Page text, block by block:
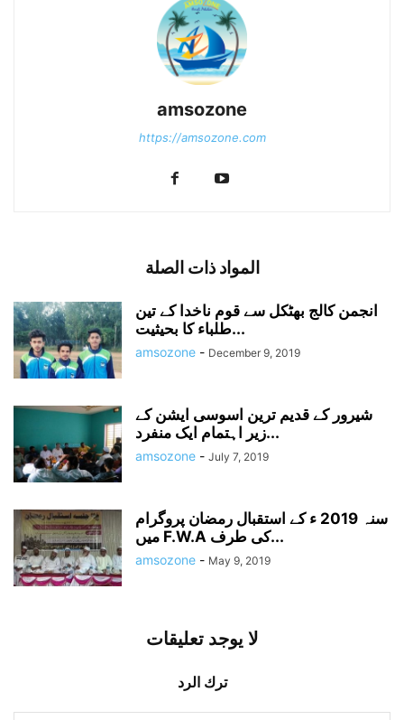
amsozone
https://amsozone.com
المواد ذات الصلة
انجمن کالج بھٹکل سے قوم ناخدا کے تین
طلباء کا بحیثیت...
amsozone - December 9, 2019
شیرور کے قدیم ترین اسوسی ایشن کے
زیر اہتمام ایک منفرد...
amsozone - July 7, 2019
سنہ 2019 ء کے استقبال رمضان پروگرام
میں F.W.A کی طرف...
amsozone - May 9, 2019
لا يوجد تعليقات
ترك الرد